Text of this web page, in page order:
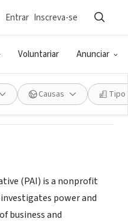
Voluntariar Anunciar
Entrar Inscreva-se
Causas Tipo
Initiative
(PAI) is a nonprofit
power and
business and